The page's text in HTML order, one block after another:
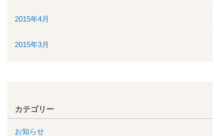
2015年4月
2015年3月
カテゴリー
お知らせ